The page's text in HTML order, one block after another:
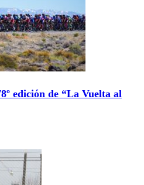
edición de “La Vuelta al